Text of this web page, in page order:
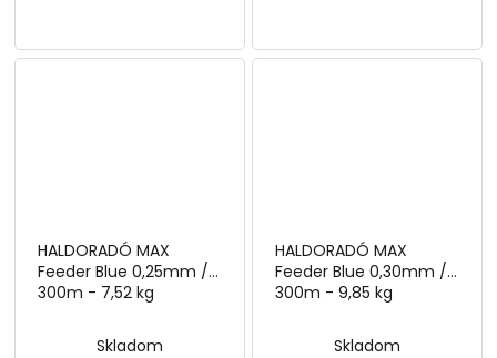
HALDORADÓ MAX
Feeder Blue 0,25mm /
300m - 7,52 kg
Skladom
HALDORADÓ MAX
Feeder Blue 0,30mm /
300m - 9,85 kg
Skladom